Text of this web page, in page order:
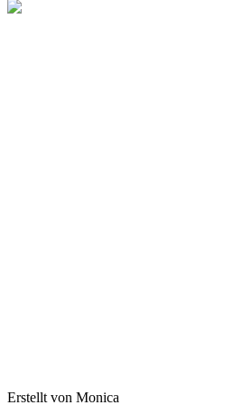
Erstellt von Monica